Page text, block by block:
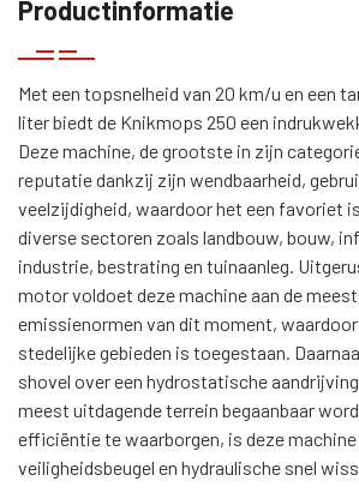
Productinformatie
Met een topsnelheid van 20 km/u en een
liter biedt de Knikmops 250 een
Deze machine, de grootste in zijn
reputatie dankzij zijn wendbaarheid,
veelzijdigheid, waardoor het een favoriet
diverse sectoren zoals landbouw, bouw,
industrie, bestrating en tuinaanleg.
motor voldoet deze machine aan de
emissienormen van dit moment,
stedelijke gebieden is toegestaan.
shovel over een hydrostatische
meest uitdagende terrein begaanbaar
efficiëntie te waarborgen, is deze
veiligheidsbeugel en hydraulische snel